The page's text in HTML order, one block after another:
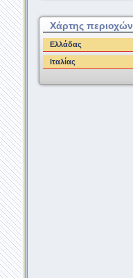
Χάρτης περιοχών
Ελλάδας
Ιταλίας